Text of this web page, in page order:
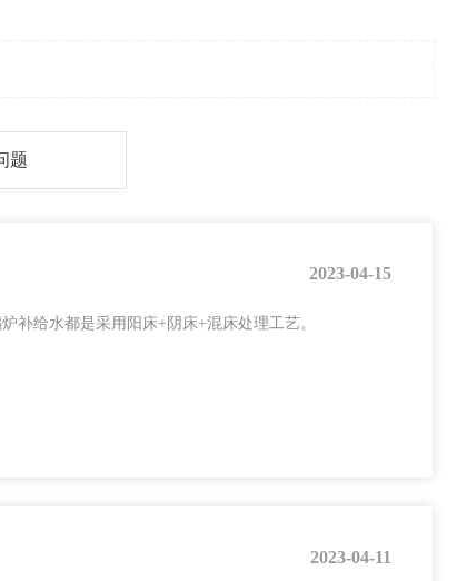
题
2023-04-15
补给水都是采用阳床+阴床+混床处理工艺。
2023-04-11